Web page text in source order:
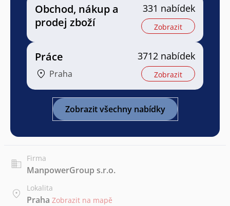
Obchod, nákup a
prodej zboží
331 nabídek
Zobrazit
Práce
Praha
3712 nabídek
Zobrazit
Zobrazit všechny nabídky
Firma
ManpowerGroup s.r.o.
Lokalita
Praha Zobrazit na mapě